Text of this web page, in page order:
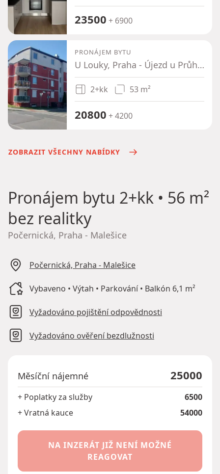
23500 + 6900
PRONÁJEM BYTU
U Louky, Praha - Újezd u Průhonic
2+kk 53 m²
20800 + 4200
ZOBRAZIT VŠECHNY NABÍDKY
Pronájem bytu 2+kk • 56 m²
bez realitky
Počernická, Praha - Malešice
Počernická, Praha - Malešice
Vybaveno • Výtah • Parkování • Balkón 6,1 m²
Vyžadováno pojištění odpovědnosti
Vyžadováno ověření bezdlužnosti
Měsíční nájemné 25000
+ Poplatky za služby
6500
+ Vratná kauce
54000
NA INZERÁT JIŽ NENÍ MOŽNÉ
REAGOVAT